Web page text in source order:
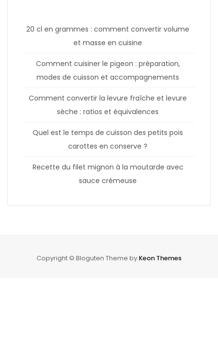
20 cl en grammes : comment convertir volume
et masse en cuisine
Comment cuisiner le pigeon : préparation,
modes de cuisson et accompagnements
Comment convertir la levure fraîche et levure
sèche : ratios et équivalences
Quel est le temps de cuisson des petits pois
carottes en conserve ?
Recette du filet mignon à la moutarde avec
sauce crémeuse
Copyright © Bloguten Theme by Keon Themes